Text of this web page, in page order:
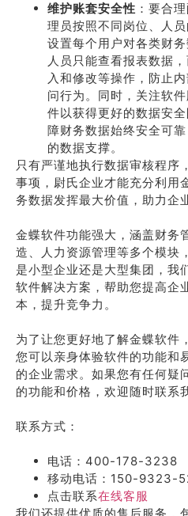
维护账套安全性 ：要合
理员按照不同岗位、人
设置每个用户对各类财
人员只能查看报表数据
入和修改等操作，防止
问行为。同时，关注软
件以获得更好的数据安
障财务数据始终安全可
的数据支撑。
只有严谨地执行数据审核程序
事项，尉氏企业才能充分利用
务数据发挥最大价值，助力企
金蝶软件功能强大，涵盖财务
造、人力资源管理等多个模块
是小型企业还是大型集团，我
软件解决方案，帮助您提高企
本，提升竞争力。
为了让您更好地了解金蝶软件
您可以亲身体验软件的功能和
的企业需求。如果您有任何疑
的功能和价格，欢迎随时联系
联系方式：
电话：400-178-3238
移动电话：150-9323-
点击联系在线客服